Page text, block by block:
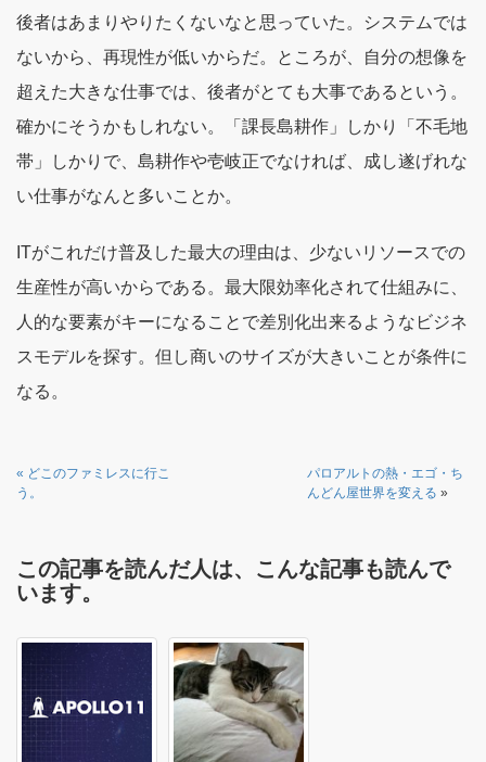
後者はあまりやりたくないなと思っていた。システムでは
ないから、再現性が低いからだ。ところが、自分の想像を
超えた大きな仕事では、後者がとても大事であるという。
確かにそうかもしれない。「課長島耕作」しかり「不毛地
帯」しかりで、島耕作や壱岐正でなければ、成し遂げれな
い仕事がなんと多いことか。
ITがこれだけ普及した最大の理由は、少ないリソースでの
生産性が高いからである。最大限効率化されて仕組みに、
人的な要素がキーになることで差別化出来るようなビジネ
スモデルを探す。但し商いのサイズが大きいことが条件に
なる。
« どこのファミレスに行こ
う。
パロアルトの熱・エゴ・ち
んどん屋世界を変える »
この記事を読んだ人は、こんな記事も読んで
います。